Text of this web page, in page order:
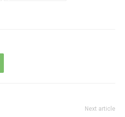
Next article